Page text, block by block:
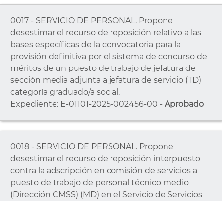
0017 - SERVICIO DE PERSONAL. Propone
desestimar el recurso de reposición relativo a las
bases específicas de la convocatoria para la
provisión definitiva por el sistema de concurso de
méritos de un puesto de trabajo de jefatura de
sección media adjunta a jefatura de servicio (TD)
categoría graduado/a social.
Expediente: E-01101-2025-002456-00 - Aprobado
0018 - SERVICIO DE PERSONAL. Propone
desestimar el recurso de reposición interpuesto
contra la adscripción en comisión de servicios a
puesto de trabajo de personal técnico medio
(Dirección CMSS) (MD) en el Servicio de Servicios